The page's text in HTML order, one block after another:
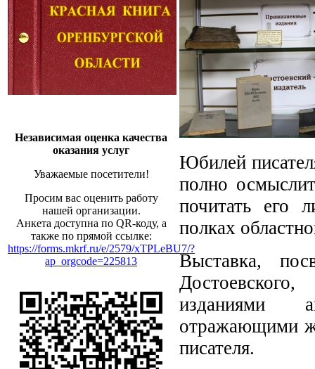
Независимая оценка качества
оказания услуг
Уважаемые посетители!
Просим вас оценить работу
нашей организации.
Анкета доступна по QR-коду, а
также по прямой ссылке:
https://forms.mkrf.ru/e/2579/xTPLeBU7/?
ap_orgcode=225813
Юбилей
полно
почитать его
полках
Выставка,
изданиями
отражающими
писателя.